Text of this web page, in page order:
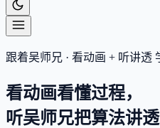
跟着吴师兄 · 看动画 + 听讲透
看动画看懂过程，
听吴师兄把算法讲透